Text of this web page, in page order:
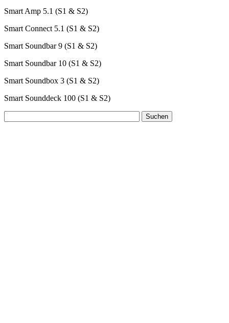
Smart Amp 5.1 (S1 & S2)
Smart Connect 5.1 (S1 & S2)
Smart Soundbar 9 (S1 & S2)
Smart Soundbar 10 (S1 & S2)
Smart Soundbox 3 (S1 & S2)
Smart Sounddeck 100 (S1 & S2)